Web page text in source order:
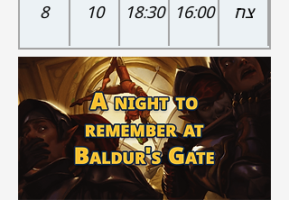
צח 16:00
18:30
10
8